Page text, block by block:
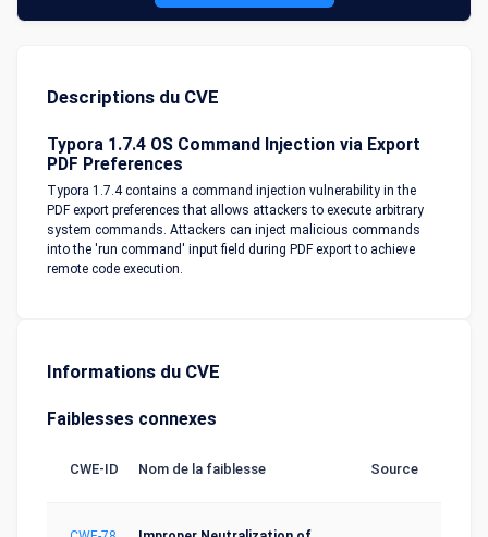
Descriptions du CVE
Typora 1.7.4 OS Command Injection via Export
PDF Preferences
Typora 1.7.4 contains a command injection vulnerability in the
PDF export preferences that allows attackers to execute arbitrary
system commands. Attackers can inject malicious commands
into the 'run command' input field during PDF export to achieve
remote code execution.
Informations du CVE
Faiblesses connexes
CWE-ID Nom de la faiblesse Source